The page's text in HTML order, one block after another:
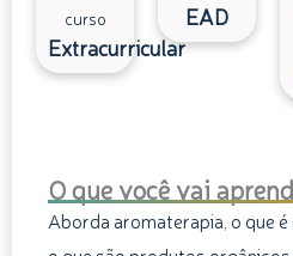
curso
Extracurricular
EAD
O que você vai
Aborda aromaterapia, o que é